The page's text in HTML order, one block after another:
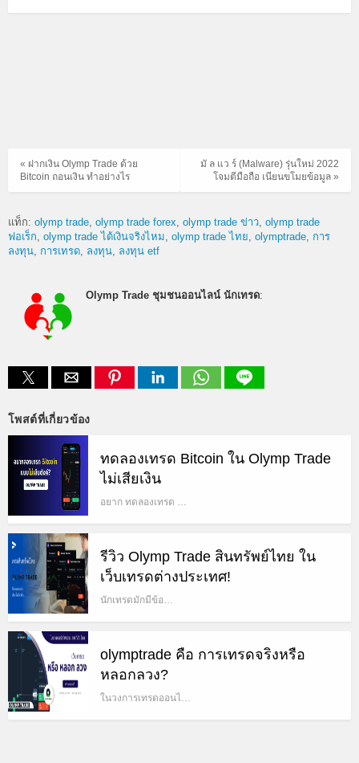
มั ล แว ร์ (Malware) รุ่นใหม่ 2022
โจมตีมือถือ เนียนขโมยข้อมูล »
« ฝากเงิน Olymp Trade ด้วย
Bitcoin ถอนเงิน ทำอย่างไร
แท็ก: olymp trade olymp trade forex olymp trade ข่าว olymp trade
ฟอเร็ก olymp trade ได้เงินจริงไหม olymp trade ไทย olymptrade การ
ลงทุน การเทรด ลงทุน ลงทุน etf
Olymp Trade ชุมชนออนไลน์ นักเทรด:
โพสต์ที่เกี่ยวข้อง
ทดลองเทรด Bitcoin ใน Olymp Trade
ไม่เสียเงิน
อยาก ทดลองเทรด …
รีวิว Olymp Trade สินทรัพย์ไทย ใน
เว็บเทรดต่างประเทศ!
นักเทรดมักมีข้อ…
olymptrade คือ การเทรดจริงหรือ
หลอกลวง?
ในวงการเทรดออนไ…